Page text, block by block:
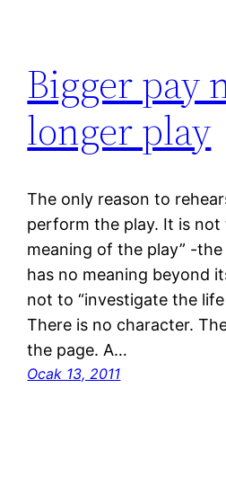
Bigger pay
longer play
The only reason to
perform the play. It is not
meaning of the play” -
has no meaning beyond
not to “investigate the
There is no character.
the page. A…
Ocak 13, 2011